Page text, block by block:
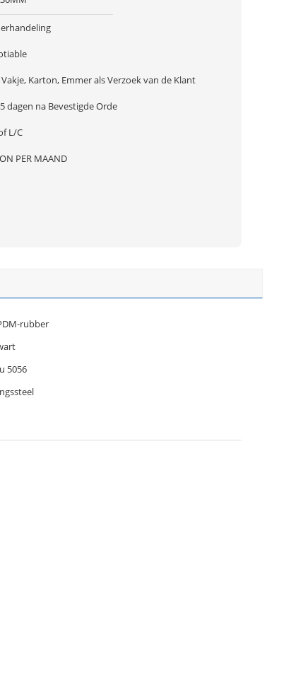
Vakje, Karton, Emmer als Verzoek van de Klant
dagen na Bevestigde Orde
L/C
PER MAAND
rubber
5056